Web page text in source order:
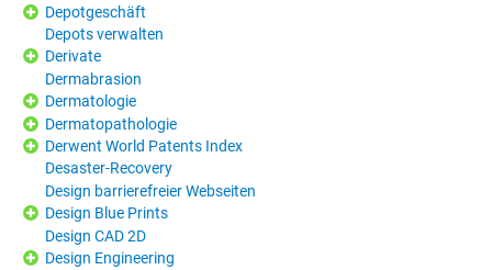
Depotgeschäft
Depots verwalten
Derivate
Dermabrasion
Dermatologie
Dermatopathologie
Derwent World Patents Index
Desaster-Recovery
Design barrierefreier Webseiten
Design Blue Prints
Design CAD 2D
Design Engineering